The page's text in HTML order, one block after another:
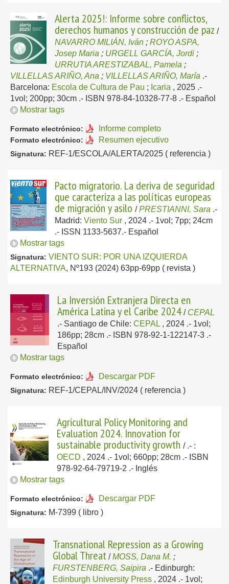
Alerta 2025!: Informe sobre conflictos,
derechos humanos y construcción de paz /
NAVARRO MILIÁN, Iván ; ROYO ASPA,
Josep Maria ; URGELL GARCÍA, Jordi ;
URRUTIA ARESTIZABAL, Pamela ;
VILLELLAS ARIÑO, Ana ; VILLELLAS ARIÑO, María .-
Barcelona: Escola de Cultura de Pau ; Icaria , 2025 .-
1vol; 200pp; 30cm .- ISBN 978-84-10328-77-8 .- Español
Mostrar tags
Formato electrónico: Informe completo
Formato electrónico: Resumen ejecutivo
Signatura: REF-1/ESCOLA/ALERTA/2025 ( referencia )
Pacto migratorio. La deriva de seguridad
que caracteriza a las políticas europeas
de migración y asilo /PRESTIANNI, Sara .-
Madrid: Viento Sur , 2024 .- 1vol; 7pp; 24cm
.- ISSN 1133-5637.- Español
Mostrar tags
Signatura: VIENTO SUR: POR UNA IZQUIERDA
ALTERNATIVA, Nº193 (2024) 63pp-69pp ( revista )
La Inversión Extranjera Directa en
América Latina y el Caribe 2024 / CEPAL
.- Santiago de Chile: CEPAL , 2024 .- 1vol;
186pp; 28cm .- ISBN 978-92-1-122147-3 .-
Español
Mostrar tags
Formato electrónico: Descargar PDF
Signatura: REF-1/CEPAL/INV/2024 ( referencia )
Agricultural Policy Monitoring and
Evaluation 2024. Innovation for
sustainable productivity growth / .- :
OECD , 2024 .- 1vol; 660pp; 28cm .- ISBN
978-92-64-79719-2 .- Inglés
Mostrar tags
Formato electrónico: Descargar PDF
Signatura: M-7399 ( libro )
Transnational Repression as a Growing
Global Threat /MOSS, Dana M. ;
FURSTENBERG, Saipira .- Edinburgh:
Edinburgh University Press , 2024 .- 1vol;